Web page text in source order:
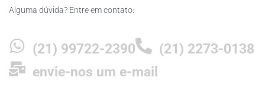
Alguma dúvida? Entre em contato:
(21) 99722-2390
(21) 2273-0138
envie-nos um e-mail